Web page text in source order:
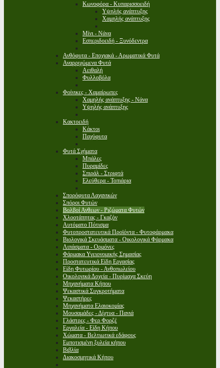
Κωνοφόρα - Κυπαρισσοειδή
Υψηλής ανάπτυξης
Χαμηλής ανάπτυξης
Μίνι - Νάνα
Εσπεριδοειδή - Ξυνόδεντρα
Ανθόφυτα - Εποχιακά - Αρωματικά Φυτά
Αναρριχώμενα Φυτά
Αειθαλή
Φυλλοβόλα
Φοίνικες - Χαμαίρωπες
Χαμηλής ανάπτυξης - Νάνα
Υψηλής ανάπτυξης
Κακτοειδή
Κάκτοι
Παχύφυτα
Φυτά Σχήματα
Μπάλες
Πυραμίδες
Σπιράλ - Στριφτά
Ελεύθερα - Τοπιάρια
Σπορόφυτα Λαχανικών
Σπόροι Φυτών
Βολβοί Ανθεων - Ριζώματα Φυτών
Χλοοτάπητας - Γκαζόν
Αυτόματο Πότισμα
Φυτοπροστατευτικά Προϊόντα - Φυτοφάρμακα
Βιολογικά Σκευάσματα - Οικολογικά Φάρμακα
Λιπάσματα - Ορμόνες
Φάρμακα Υγειονομικής Σημασίας
Προστατευτικά Είδη Εργασίας
Είδη Φυτωρίου - Ανθοπωλείου
Οικολογικά Δοχεία - Πυρίμαχα Σκεύη
Μηχανήματα Κήπου
Ψεκαστικά Συγκροτήματα
Ψεκαστήρες
Μηχανήματα Ελαιοκομίας
Μουσαμάδες - Δίχτυα - Πανιά
Γλάστρες - Φερ Φορζέ
Εργαλεία - Είδη Κήπου
Χώματα - Βελτιωτικά εδάφους
Εμποτισμένη ξυλεία κήπου
Βιβλία
Διακοσμητικά Κήπου